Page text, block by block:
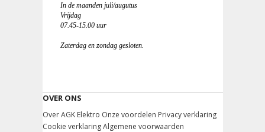
In de maanden juli/augutus
Vrijdag
07.45-15.00 uur
Zaterdag en zondag gesloten.
OVER ONS
Over AGK Elektro Onze voordelen Privacy verklaring
Cookie verklaring Algemene voorwaarden